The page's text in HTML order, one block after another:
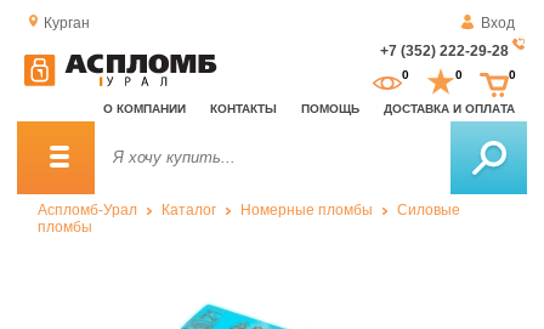
Курган
Вход
+7 (352) 222-29-28
О КОМПАНИИ КОНТАКТЫ ПОМОЩЬ ДОСТАВКА И ОПЛАТА
0 0 0
Аспломб-Урал Каталог Номерные пломбы
Силовые
пломбы